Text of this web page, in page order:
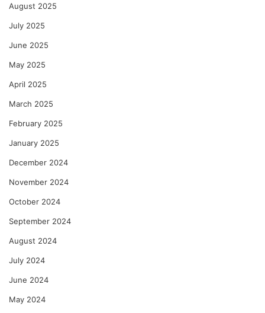
August 2025
July 2025
June 2025
May 2025
April 2025
March 2025
February 2025
January 2025
December 2024
November 2024
October 2024
September 2024
August 2024
July 2024
June 2024
May 2024